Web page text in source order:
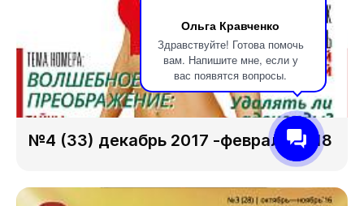
Ольга Кравченко
Здравствуйте! Готова помочь
вам. Напишите мне, если у
вас появятся вопросы.
№4 (33) декабрь 2017 -февраль 2018